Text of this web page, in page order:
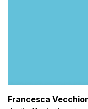
Francesca